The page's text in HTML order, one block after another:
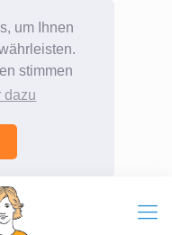
um Ihnen
stimmen
dazu